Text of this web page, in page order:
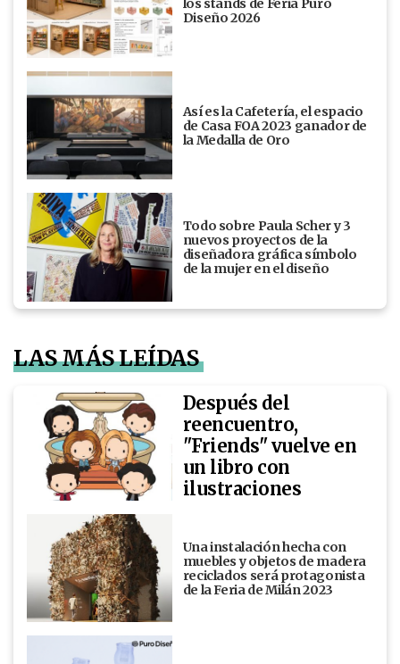
los stands de Feria Puro
Diseño 2026
Así es la Cafetería, el espacio
de Casa FOA 2023 ganador de
la Medalla de Oro
Todo sobre Paula Scher y 3
nuevos proyectos de la
diseñadora gráfica símbolo
de la mujer en el diseño
LAS MÁS LEÍDAS
Después del
reencuentro,
"Friends" vuelve en
un libro con
ilustraciones
Una instalación hecha con
muebles y objetos de madera
reciclados será protagonista
de la Feria de Milán 2023